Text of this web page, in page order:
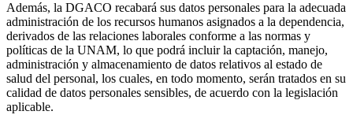
Además, la DGACO recabará sus datos personales para la adecuada
administración de los recursos humanos asignados a la dependencia,
derivados de las relaciones laborales conforme a las normas y
políticas de la UNAM, lo que podrá incluir la captación, manejo,
administración y almacenamiento de datos relativos al estado de
salud del personal, los cuales, en todo momento, serán tratados en su
calidad de datos personales sensibles, de acuerdo con la legislación
aplicable.